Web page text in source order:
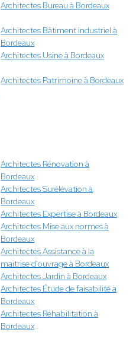
Architectes Bureau à Bordeaux
Architectes Bâtiment industriel à
Bordeaux
Architectes Usine à Bordeaux
Architectes Patrimoine à Bordeaux
Architectes Rénovation à
Bordeaux
Architectes Surélévation à
Bordeaux
Architectes Expertise à Bordeaux
Architectes Mise aux normes à
Bordeaux
Architectes Assistance à la
maitrise d'ouvrage à Bordeaux
Architectes Jardin à Bordeaux
Architectes Étude de faisabilité à
Bordeaux
Architectes Réhabilitation à
Bordeaux